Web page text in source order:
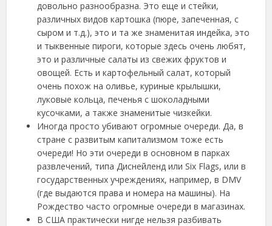
довольно разнообразна. Это еще и стейки,
различных видов картошка (пюре, запеченная, с
сыром и т.д.), это и та же знаменитая индейка, это
и тыквенные пироги, которые здесь очень любят,
это и различные салаты из свежих фруктов и
овощей. Есть и картофельный салат, который
очень похож на оливье, куриные крылышки,
луковые кольца, печенья с шоколадными
кусочками, а также знаменитые чизкейки.
Иногда просто убивают огромные очереди. Да, в
стране с развитым капитализмом тоже есть
очереди! Но эти очереди в основном в парках
развлечений, типа Диснейленд или Six Flags, или в
государственных учреждениях, например, в DMV
(где выдаются права и номера на машины). На
Рождество часто огромные очереди в магазинах.
В США практически нигде нельзя разбивать